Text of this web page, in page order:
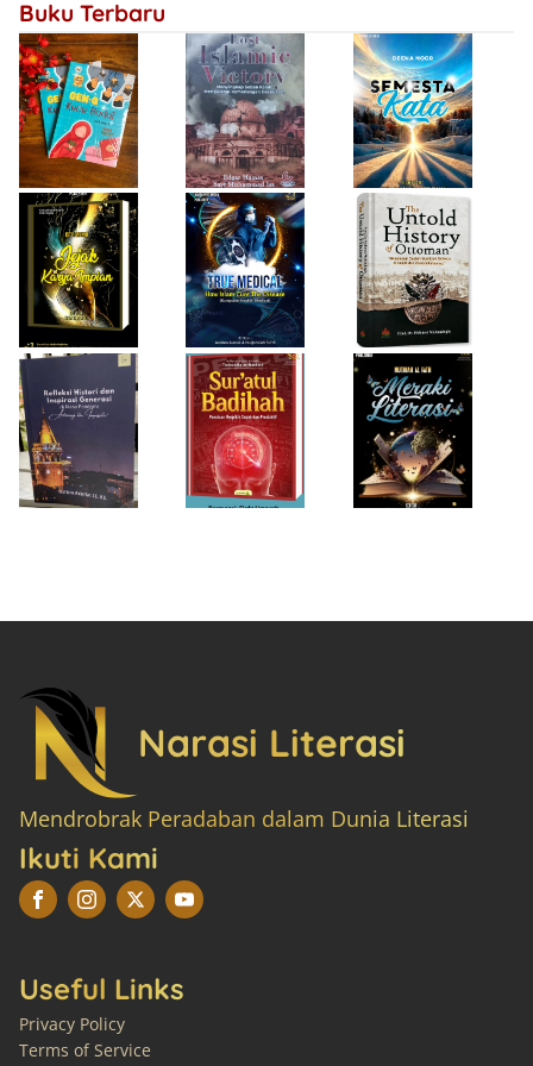
Buku Terbaru
Isty Daiyah
Jejak Karya Impian
Firda Umayah
True Medical,
Bukan Sekadar
Buku Medis
Haifa Eimaan
The Untold
History of
Ottoman
Desi Wulan Sari
Refleksi Histori
dan Inspirasi
Generasi di Masa
Pandemi
“Achieving the
Impossible”
Firda Umayah
Sur'atul Badihah,
Panduan Berpikir
Cepat dan
Produktif
Sartinah
Rempaka
Literasiku
Narasi Literasi
Mendrobrak Peradaban dalam Dunia Literasi
Ikuti Kami
Useful Links
Privacy Policy
Terms of Service